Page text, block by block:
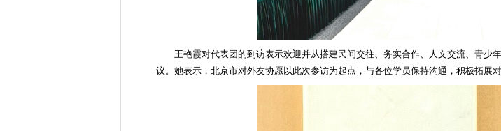
王艳霞对代表团的到访表示欢迎并从搭建民间交往、务实合作、人文交流、青少
议。她表示，北京市对外友协愿以此次参访为起点，与各位学员保持沟通，积极拓展